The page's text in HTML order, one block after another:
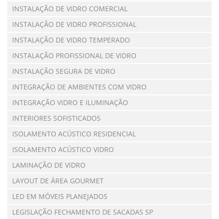
INSTALAÇÃO DE VIDRO COMERCIAL
INSTALAÇÃO DE VIDRO PROFISSIONAL
INSTALAÇÃO DE VIDRO TEMPERADO
INSTALAÇÃO PROFISSIONAL DE VIDRO
INSTALAÇÃO SEGURA DE VIDRO
INTEGRAÇÃO DE AMBIENTES COM VIDRO
INTEGRAÇÃO VIDRO E ILUMINAÇÃO
INTERIORES SOFISTICADOS
ISOLAMENTO ACÚSTICO RESIDENCIAL
ISOLAMENTO ACÚSTICO VIDRO
LAMINAÇÃO DE VIDRO
LAYOUT DE ÁREA GOURMET
LED EM MÓVEIS PLANEJADOS
LEGISLAÇÃO FECHAMENTO DE SACADAS SP